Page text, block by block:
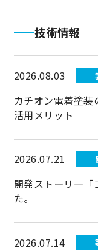
代理店から探
技術情報
2026.08.03
カチオン電着塗
活用メリット
2026.07.21
開発ストーリ―「
た。
2026.07.14